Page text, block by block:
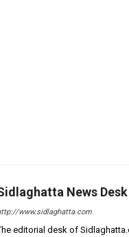
News Desk
www.sidlaghatta.com
editorial desk of